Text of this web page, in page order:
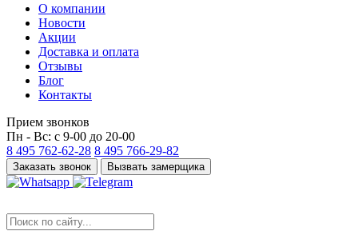
О компании
Новости
Акции
Доставка и оплата
Отзывы
Блог
Контакты
Прием звонков
Пн - Вс: с 9-00 до 20-00
8 495 762-62-28 8 495 766-29-82
Заказать звонок Вызвать замерщика